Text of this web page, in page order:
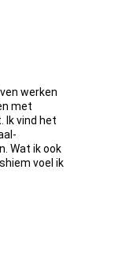
werken
met
Ik vind het
Wat ik ook
voel ik